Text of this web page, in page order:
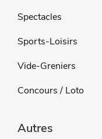
Spectacles
Sports-Loisirs
Vide-Greniers
Concours / Loto
Autres